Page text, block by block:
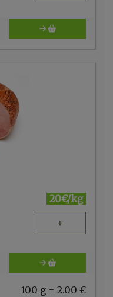
20€/kg
+
100 g = 2.00 €